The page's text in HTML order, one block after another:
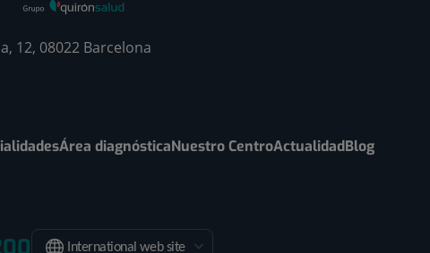
12, 08022 Barcelona
Área diagnósticaNuestro CentroActualidadBlog
International web site